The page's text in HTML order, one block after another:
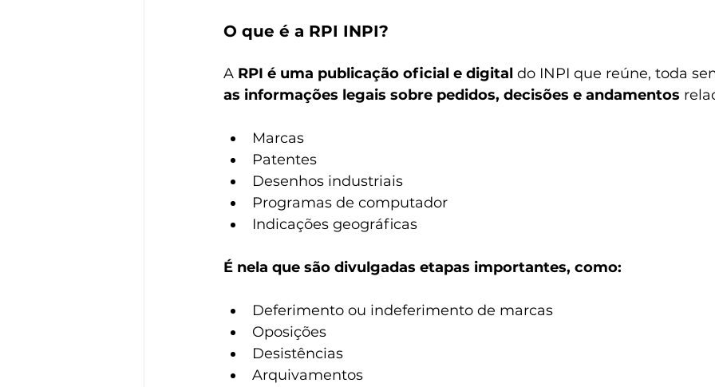
O que é a RPI INPI?
A RPI é uma publicação oficial e digital do INPI que reúne, toda
as informações legais sobre pedidos, decisões e andamentos
Marcas
Patentes
Desenhos industriais
Programas de computador
Indicações geográficas
É nela que são divulgadas etapas importantes, como:
Deferimento ou indeferimento de marcas
Oposições
Desistências
Arquivamentos